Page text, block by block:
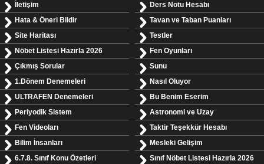
İletişim
Hata & Öneri Bildir
Site Haritası
Nöbet Listesi Hazırla 2026
Çıkmış Sorular
1.Dönem Denemeleri
ULTRAFEN Denemeleri
Periyodik Sistem
Fen Videoları
Bilim İnsanları
6.7.8. Sınıf Konu Özetleri
Ders Notu Hesabı
Tavan ve Taban Puanları
Testler
Fen Oyunları
Sunu
Nasıl Oluyor
Bu Benim Eserim
Astronomi ve Uzay
Taktir Teşekkür Hesabı
Mesleki Gelişim
Sınıf Nöbet Listesi Hazırla 2026